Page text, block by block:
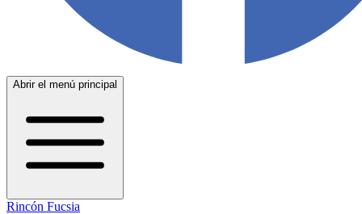
Abrir el menú principal
Rincón Fucsia